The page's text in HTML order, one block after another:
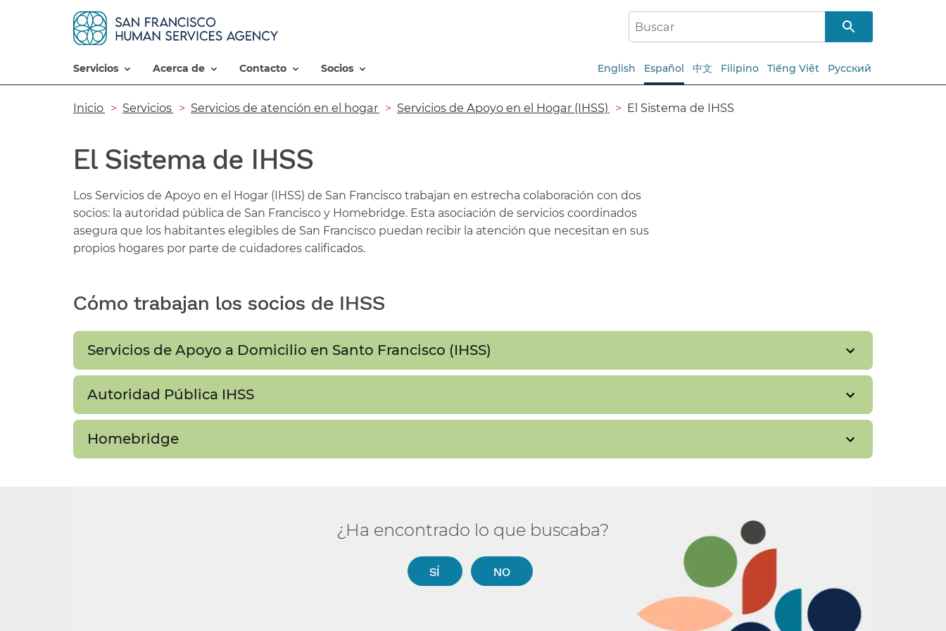
servicios​​ acerca de​​ contacto​​ socios​​ English Español 中文 Filipino Tiếng Việt Русский
Ruta
navegación​​
Inicio​​ Servicios​​ Servicios de atención en el hogar​​ Servicios de Apoyo en el Hogar (IHSS)​​ El Sistema de IHSS​​
El Sistema de IHSS​​
Los Servicios de Apoyo en el Hogar (IHSS) de San Francisco trabajan en estrecha colaboración con dos
socios: la autoridad pública de San Francisco y Homebridge. Esta asociación de servicios coordinados
asegura que los habitantes elegibles de San Francisco puedan recibir la atención que necesitan en sus
propios hogares por parte de cuidadores calificados.​​
Cómo trabajan los socios de IHSS​​
Servicios de Apoyo a Domicilio en Santo Francisco (IHSS)​​
Autoridad Pública IHSS​​
Homebridge​​
¿Ha encontrado lo que buscaba?​​
SÍ​​ NO​​